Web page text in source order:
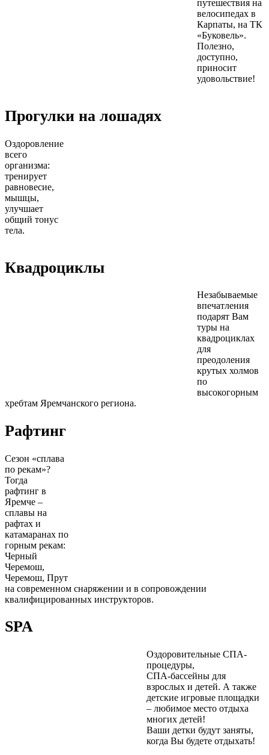
путешествия на
велосипедах в
Карпаты, на ТК
«Буковель».
Полезно,
доступно,
приносит
удовольствие!
Прогулки на лошадях
Оздоровление
всего
организма:
тренирует
равновесие,
мышцы,
улучшает
общий тонус
тела.
Квадроциклы
Незабываемые
впечатления
подарят Вам
туры на
квадроциклах
для
преодоления
крутых холмов
по
высокогорным
хребтам Яремчанского региона.
Рафтинг
Сезон «сплава
по рекам»?
Тогда
рафтинг в
Яремче –
сплавы на
рафтах и
катамаранах по
горным рекам:
Черный
Черемош,
Черемош, Прут
на современном снаряжении и в сопровождении
квалифицированных инструкторов.
SPA
Оздоровительные СПА-
процедуры,
СПА-бассейны для
взрослых и детей. А также
детские игровые площадки
– любимое место отдыха
многих детей!
Ваши детки будут заняты,
когда Вы будете отдыхать!